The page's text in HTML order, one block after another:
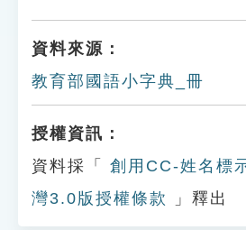
資料來源：
教育部國語小字典_冊
授權資訊：
資料採「
創用CC-姓名標
灣3.0版授權條款
」釋出